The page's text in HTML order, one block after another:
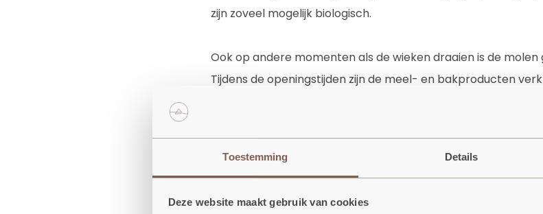
Toestemming Details
Deze website maakt gebruik van cookies
zijn zoveel mogelijk biologisch.
Ook op andere momenten als de wieken draaien is de molen
Tijdens de openingstijden zijn de meel- en bakproducten
beste contact opnemen met de molenaar.
http://www.molendarke.nl/